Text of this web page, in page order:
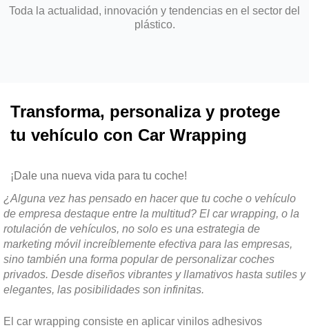
Toda la actualidad, innovación y tendencias en el sector del
plástico.
Transforma, personaliza y protege
tu vehículo con Car Wrapping
¡Dale una nueva vida para tu coche!
¿Alguna vez has pensado en hacer que tu coche o vehículo
de empresa destaque entre la multitud? El car wrapping, o la
rotulación de vehículos, no solo es una estrategia de
marketing móvil increíblemente efectiva para las empresas,
sino también una forma popular de personalizar coches
privados. Desde diseños vibrantes y llamativos hasta sutiles y
elegantes, las posibilidades son infinitas.
El car wrapping consiste en aplicar vinilos adhesivos